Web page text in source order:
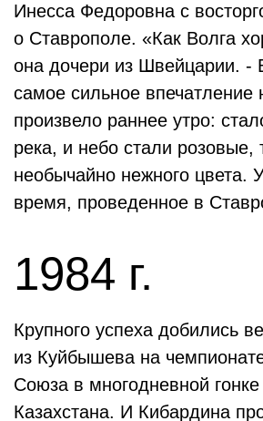
Инесса Федоровна с
о Ставрополе. «Как Волга
она дочери из Швейцарии. -
самое сильное впечатление
произвело раннее утро:
река, и небо стали розовые,
необычайно нежного цвета.
время, проведенное в
1984 г.
Крупного успеха добились
из Куйбышева на
Союза в многодневной
Казахстана. И Кибардина